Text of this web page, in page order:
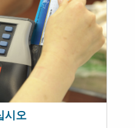
시오